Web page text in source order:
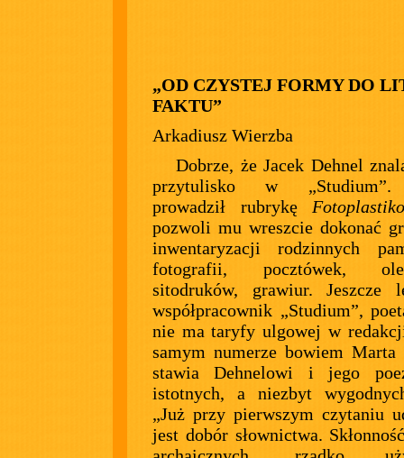
„OD CZYSTEJ FORMY DO
FAKTU”
Arkadiusz Wierzba
Dobrze, że Jacek Dehnel
przytulisko w „Studium”.
prowadził rubrykę
pozwoli mu wreszcie dokonać
inwentaryzacji rodzinnych
fotografii, pocztówek,
sitodruków, grawiur. Jeszcze
współpracownik „Studium”,
nie ma taryfy ulgowej w
samym numerze bowiem Marta
stawia Dehnelowi i jego
istotnych, a niezbyt
„Już przy pierwszym czytaniu
jest dobór słownictwa.